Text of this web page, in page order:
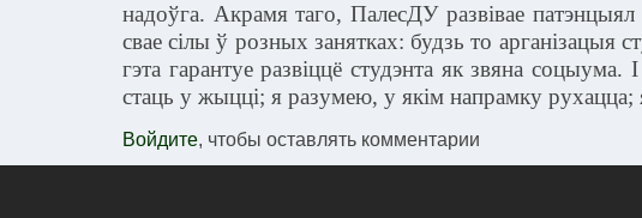
надоўга. Акрамя таго, ПалесДУ развівае
свае сілы ў розных занятках: будзь то арганізацыя
гэта гарантуе развіццё студэнта як звяна
стаць у жыцці; я разумею, у якім напрамку
Войдите, чтобы оставлять комментарии